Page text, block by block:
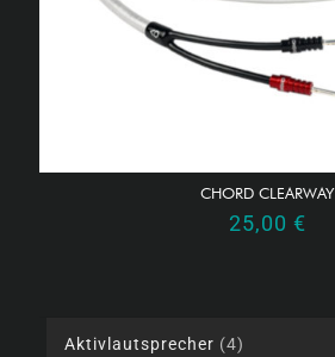
CHORD CLEARWAY
25,00 €
Aktivlautsprecher (4)